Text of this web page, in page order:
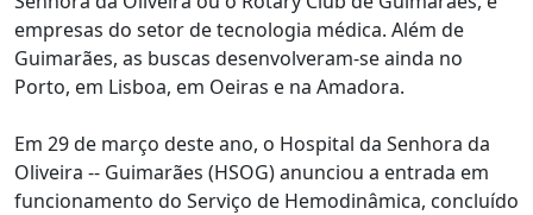
empresas do setor de tecnologia médica. Além de
Guimarães, as buscas desenvolveram-se ainda no
Porto, em Lisboa, em Oeiras e na Amadora.
Em 29 de março deste ano, o Hospital da Senhora da
Oliveira -- Guimarães (HSOG) anunciou a entrada em
funcionamento do Serviço de Hemodinâmica, concluído